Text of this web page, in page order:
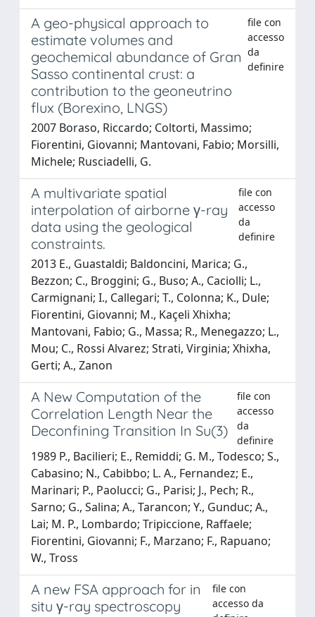
A geo-physical approach to
estimate volumes and
geochemical abundance of Gran
Sasso continental crust: a
contribution to the geoneutrino
flux (Borexino, LNGS)
file con
accesso
da
definire
2007 Boraso, Riccardo; Coltorti, Massimo;
Fiorentini, Giovanni; Mantovani, Fabio; Morsilli,
Michele; Rusciadelli, G.
A multivariate spatial
interpolation of airborne γ-ray
data using the geological
constraints.
file con
accesso
da
definire
2013 E., Guastaldi; Baldoncini, Marica; G.,
Bezzon; C., Broggini; G., Buso; A., Caciolli; L.,
Carmignani; I., Callegari; T., Colonna; K., Dule;
Fiorentini, Giovanni; M., Kaçeli Xhixha;
Mantovani, Fabio; G., Massa; R., Menegazzo; L.,
Mou; C., Rossi Alvarez; Strati, Virginia; Xhixha,
Gerti; A., Zanon
A New Computation of the
Correlation Length Near the
Deconfining Transition In Su(3)
file con
accesso
da
definire
1989 P., Bacilieri; E., Remiddi; G. M., Todesco; S.,
Cabasino; N., Cabibbo; L. A., Fernandez; E.,
Marinari; P., Paolucci; G., Parisi; J., Pech; R.,
Sarno; G., Salina; A., Tarancon; Y., Gunduc; A.,
Lai; M. P., Lombardo; Tripiccione, Raffaele;
Fiorentini, Giovanni; F., Marzano; F., Rapuano;
W., Tross
A new FSA approach for in
situ γ-ray spectroscopy
file con
accesso da